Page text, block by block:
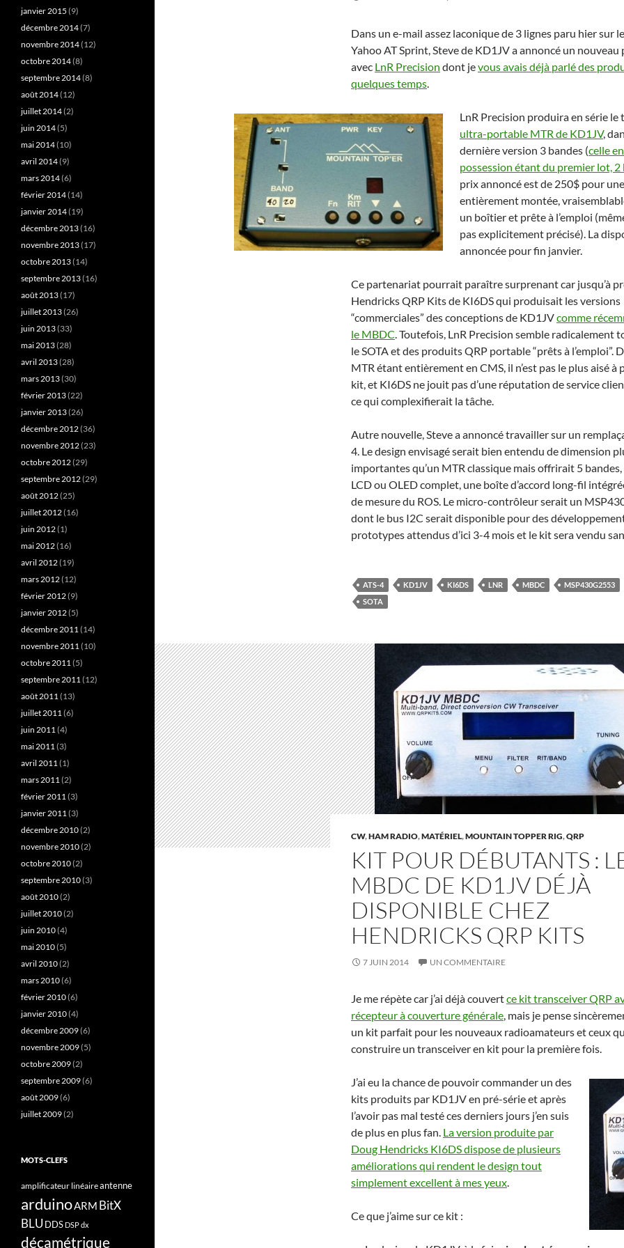
Dans un e-mail assez laconique de 3 lignes paru hier sur
Yahoo AT Sprint, Steve de KD1JV a annoncé un
avec LnR Precision dont jevous avais déjà parlé des
quelques temps.
LnR Precision produira en série le
ultra-portable MTR de KD1JV,
dernière version 3 bandes (celle
possession étant du premier lot, 2
prix annoncé est de 250$ pour
entièrement montée,
un boîtier et prête à l’emploi
pas explicitement précisé). La
annoncée pour fin janvier.
Ce partenariat pourrait paraître surprenant car jusqu’à
Hendricks QRP Kits de KI6DS qui produisait les versions
“commerciales” des conceptions de KD1JVcomme
le MBDC. Toutefois, LnR Precision semble radicalement
le SOTA et des produits QRP portable “prêts à l’emploi”.
MTR étant entièrement en CMS, il n’est pas le plus aisé à
kit, et KI6DS ne jouit pas d’une réputation de service
ce qui complexifierait la tâche.
Autre nouvelle, Steve a annoncé travailler sur un
4. Le design envisagé serait bien entendu de dimension
importantes qu’un MTR classique mais offrirait 5
LCD ou OLED complet, une boîte d’accord long-fil
de mesure du ROS. Le micro-contrôleur serait un
dont le bus I2C serait disponible pour des
prototypes attendus d’ici 3-4 mois et le kit sera vendu
ATS-4 KD1JV KI6DS LNR MBDC
MSP430G2553
SOTA
CW,HAM RADIO,MATÉRIEL,MOUNTAIN TOPPER RIG,QRP
KIT POUR DÉBUTANTS :
MBDC DE KD1JV DÉJÀ
DISPONIBLE CHEZ
HENDRICKS QRP KITS
7 JUIN 2014 UN COMMENTAIRE
Je me répète car j’ai déjà couvertce kit transceiver QRP
récepteur à couverture générale, mais je pense
un kit parfait pour les nouveaux radioamateurs et ceux
construire un transceiver en kit pour la première fois.
J’ai eu la chance de pouvoir commander un des
kits produits par KD1JV en pré-série et après
l’avoir pas mal testé ces derniers jours j’en suis
de plus en plus fan. La version produite par
Doug Hendricks KI6DS dispose de plusieurs
améliorations qui rendent le design tout
simplement excellent à mes yeux.
Ce que j’aime sur ce kit :
janvier 2015 (9)
décembre 2014(7)
novembre 2014(12)
octobre 2014(8)
septembre 2014(8)
août 2014(12)
juillet 2014(2)
juin 2014(5)
mai 2014(10)
avril 2014(9)
mars 2014(6)
février 2014(14)
janvier 2014(19)
décembre 2013(16)
novembre 2013(17)
octobre 2013(14)
septembre 2013(16)
août 2013(17)
juillet 2013(26)
juin 2013(33)
mai 2013(28)
avril 2013(28)
mars 2013(30)
février 2013(22)
janvier 2013(26)
décembre 2012(36)
novembre 2012(23)
octobre 2012(29)
septembre 2012(29)
août 2012(25)
juillet 2012(16)
juin 2012(1)
mai 2012(16)
avril 2012(19)
mars 2012(12)
février 2012(9)
janvier 2012(5)
décembre 2011(14)
novembre 2011(10)
octobre 2011(5)
septembre 2011(12)
août 2011(13)
juillet 2011(6)
juin 2011(4)
mai 2011(3)
avril 2011(1)
mars 2011(2)
février 2011(3)
janvier 2011(3)
décembre 2010(2)
novembre 2010(2)
octobre 2010(2)
septembre 2010(3)
août 2010(2)
juillet 2010(2)
juin 2010(4)
mai 2010(5)
avril 2010(2)
mars 2010(6)
février 2010(6)
janvier 2010(4)
décembre 2009(6)
novembre 2009(5)
octobre 2009(2)
septembre 2009(6)
août 2009(6)
juillet 2009(2)
MOTS-CLEFS
amplificateur linéaireantenne
arduinoARM BitX
BLU DDS DSPdx
décamétrique